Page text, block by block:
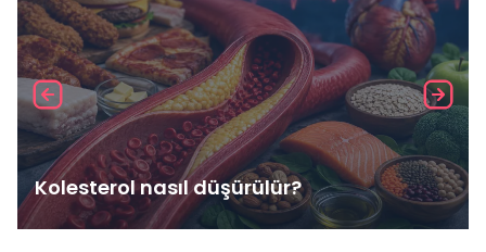
Kolesterol nasıl düşürülür?